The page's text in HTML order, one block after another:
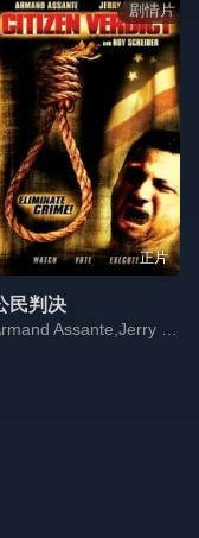
剧情片
正片
民判决